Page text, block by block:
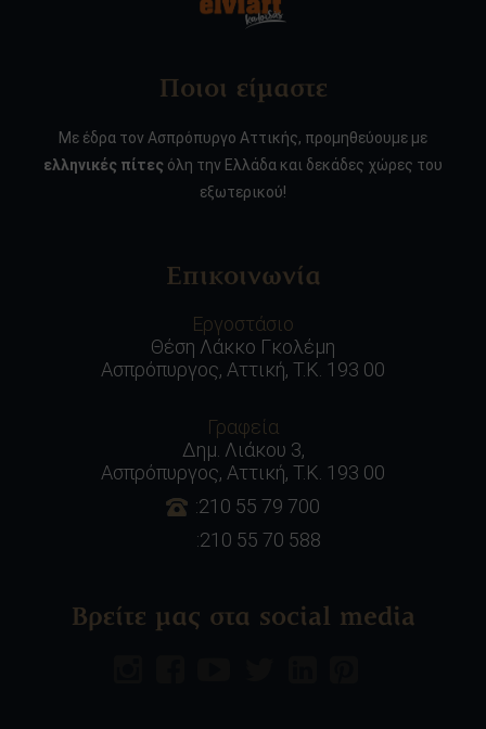
Ποιοι είμαστε
Με έδρα τον Ασπρόπυργο Αττικής, προμηθεύουμε με
ελληνικές πίτες όλη την Ελλάδα και δεκάδες χώρες του
εξωτερικού!
Επικοινωνία
Εργοστάσιο
Θέση Λάκκο Γκολέμη
Ασπρόπυργος, Αττική, Τ.Κ. 193 00
Γραφεία
Δημ. Λιάκου 3,
Ασπρόπυργος, Αττική, Τ.Κ. 193 00
:210 55 79 700
:210 55 70 588
Βρείτε μας στα social media